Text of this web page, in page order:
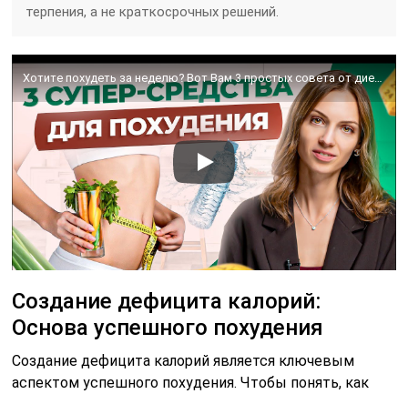
терпения, а не краткосрочных решений.
Создание дефицита калорий:
Основа успешного похудения
Создание дефицита калорий является ключевым
аспектом успешного похудения. Чтобы понять, как